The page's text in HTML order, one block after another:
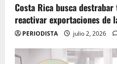
Costa Rica busca
reactivar exportaciones de
PERIODISTA julio 2, 2026